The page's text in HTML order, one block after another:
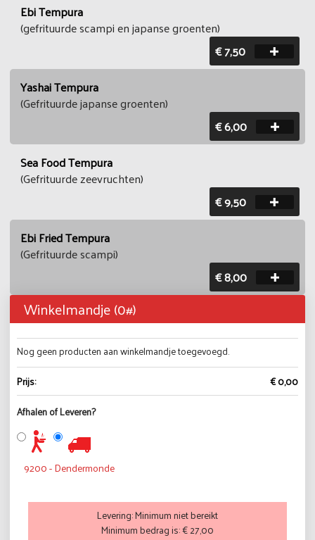
Ebi Tempura
(gefrituurde scampi en japanse groenten)
€ 7,50
Yashai Tempura
(Gefrituurde japanse groenten)
€ 6,00
Sea Food Tempura
(Gefrituurde zeevruchten)
€ 9,50
Ebi Fried Tempura
(Gefrituurde scampi)
€ 8,00
Winkelmandje (0#)
Nog geen producten aan winkelmandje toegevoegd.
Prijs:
€ 0,00
Afhalen of Leveren?
9200 - Dendermonde
Levering:Minimum niet bereikt
Minimum bedrag is:€ 27,00